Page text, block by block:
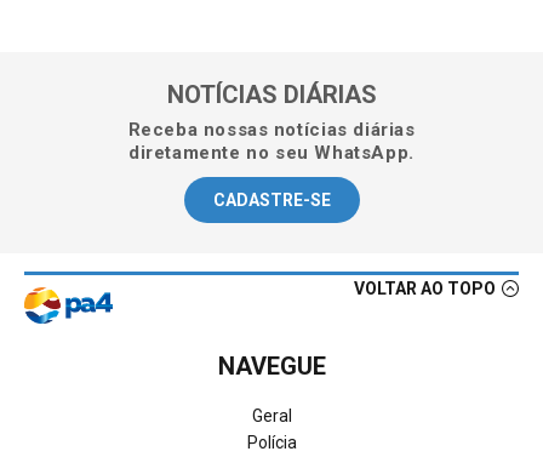
NOTÍCIAS DIÁRIAS
Receba nossas notícias diárias
diretamente no seu WhatsApp.
CADASTRE-SE
VOLTAR AO TOPO
NAVEGUE
Geral
Polícia